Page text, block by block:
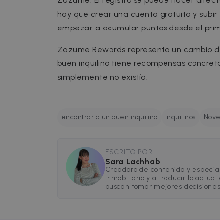
hay que crear una cuenta gratuita y
empezar a acumular puntos desde el
Zazume Rewards representa un cambio
buen inquilino tiene recompensas
simplemente no existía.
encontrar a un buen inquilino Inquilinos
ESCRITO POR
Sara Lachhab
Creadora de contenido y
inmobiliario y a traducir la
buscan tomar mejores
Name
_ga_EX900ZSVMT
_ga
Name Provider /
tracking
IDE
Google
_fbp
Inc.
Name
ZZM_EXIT_MODAL
sib_cuid